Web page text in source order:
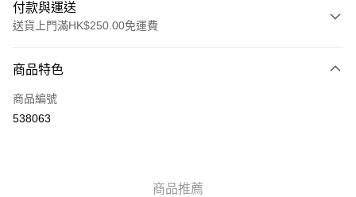
付款與運送
送貨上門滿HK$250.00免運費
信用卡
Apple Pay
商品特色
商品編號
538063
商品推薦